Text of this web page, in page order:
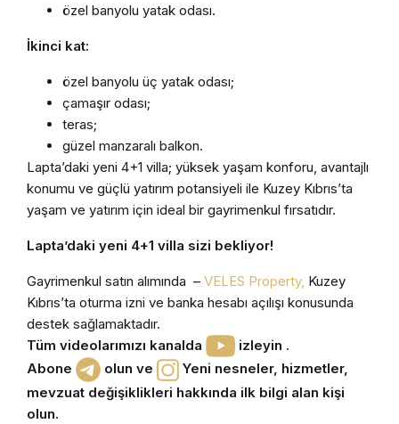
özel banyolu yatak odası.
İkinci kat:
özel banyolu üç yatak odası;
çamaşır odası;
teras;
güzel manzaralı balkon.
Lapta’daki yeni 4+1 villa; yüksek yaşam konforu, avantajlı
konumu ve güçlü yatırım potansiyeli ile Kuzey Kıbrıs’ta
yaşam ve yatırım için ideal bir gayrimenkul fırsatıdır.
Lapta’daki yeni 4+1 villa sizi bekliyor!
Gayrimenkul satın alımında – VELES Property, Kuzey
Kıbrıs’ta oturma izni ve banka hesabı açılışı konusunda
destek sağlamaktadır.
Tüm videolarımızı kanalda
izleyin .
Abone
olun ve
Yeni nesneler, hizmetler,
mevzuat değişiklikleri hakkında ilk bilgi alan kişi
olun.